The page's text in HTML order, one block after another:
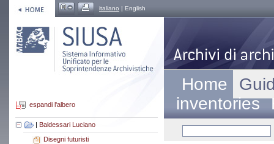
italiano | English
espandi l'albero
| Baldessari Luciano
Disegni futuristi
Home
inventories